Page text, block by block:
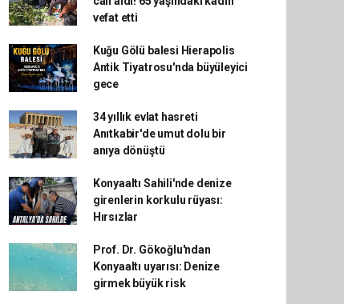
vefat etti
Kuğu Gölü balesi Hierapolis
Antik Tiyatrosu'nda büyüleyici
gece
34 yıllık evlat hasreti
Anıtkabir'de umut dolu bir
anıya dönüştü
Konyaaltı Sahili'nde denize
girenlerin korkulu rüyası:
Hırsızlar
Prof. Dr. Gökoğlu'ndan
Konyaaltı uyarısı: Denize
girmek büyük risk